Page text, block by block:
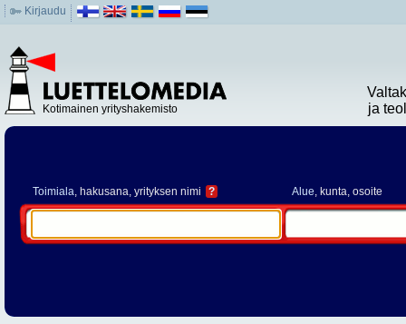
Kirjaudu
Kotimainen yrityshakemisto
ja
Toimiala, hakusana, yrityksen nimi ? Alue, kunta, osoite